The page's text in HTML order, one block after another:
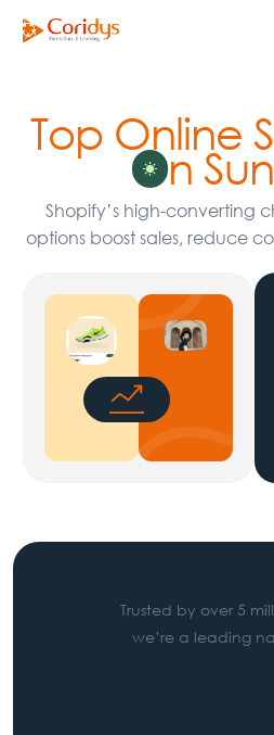
Top Online
n
Shopify’s high-converting
options boost sales, reduce
Trusted by over 5
we’re a leading